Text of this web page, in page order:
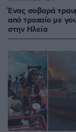
Ένας σοβαρά
από τροχαίο με
στην Ηλεία